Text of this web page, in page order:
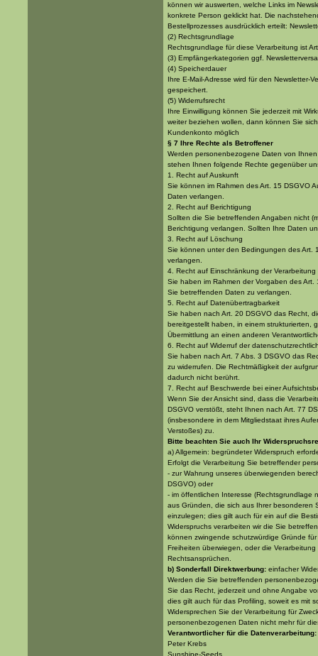
können wir auswerten, welche Links im
konkrete Person geklickt hat. Die
Bestellprozesses ausdrücklich erteilt:
(2) Rechtsgrundlage
Rechtsgrundlage für diese Verarbeitung ist
(3) Empfängerkategorien ggf.
(4) Speicherdauer
Ihre E-Mail-Adresse wird für den Newsletter-
gespeichert.
(5) Widerrufsrecht
Ihre Einwilligung können Sie jederzeit mit
weiter beziehen wollen, dann können Sie
Kundenkonto möglich
§ 7 Ihre Rechte als Betroffener
Werden personenbezogene Daten von
stehen Ihnen folgende Rechte gegenüber
1. Recht auf Auskunft
Sie können im Rahmen des Art. 15 DSGVO
Daten verlangen.
2. Recht auf Berichtigung
Sollten die Sie betreffenden Angaben nicht
Berichtigung verlangen. Sollten Ihre Daten
3. Recht auf Löschung
Sie können unter den Bedingungen des Art.
verlangen.
4. Recht auf Einschränkung der Verarbeitung
Sie haben im Rahmen der Vorgaben des
Sie betreffenden Daten zu verlangen.
5. Recht auf Datenübertragbarkeit
Sie haben nach Art. 20 DSGVO das Recht,
bereitgestellt haben, in einem strukturierten,
Übermittlung an einen anderen
6. Recht auf Widerruf der
Sie haben nach Art. 7 Abs. 3 DSGVO das
zu widerrufen. Die Rechtmäßigkeit der
dadurch nicht berührt.
7. Recht auf Beschwerde bei einer
Wenn Sie der Ansicht sind, dass die
DSGVO verstößt, steht Ihnen nach Art. 77
(insbesondere in dem Mitgliedstaat ihres
Verstoßes) zu.
Bitte beachten Sie auch Ihr
a) Allgemein: begründeter Widerspruch
Erfolgt die Verarbeitung Sie betreffender
- zur Wahrung unseres überwiegenden
DSGVO) oder
- im öffentlichen Interesse (Rechtsgrundlage
aus Gründen, die sich aus Ihrer besonderen
einzulegen; dies gilt auch für ein auf die
Widerspruchs verarbeiten wir die Sie
können zwingende schutzwürdige Gründe
Freiheiten überwiegen, oder die
Rechtsansprüchen.
b) Sonderfall Direktwerbung: einfacher
Werden die Sie betreffenden
Sie das Recht, jederzeit und ohne Angabe
dies gilt auch für das Profiling, soweit es mit
Widersprechen Sie der Verarbeitung für
personenbezogenen Daten nicht mehr für
Verantwortlicher für die Datenverarbeitung:
Peter Krebs
Sunshine-Seeds